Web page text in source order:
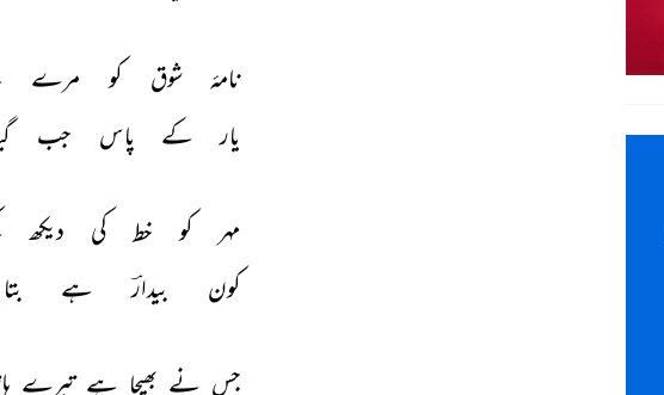
نامۂ شوق کو مرے
یار
کے پاس جب
مہر کو خط کی دیکھ
کون
بیدارؔ ہے بتا
جس نے بھیجا ہے تیرے